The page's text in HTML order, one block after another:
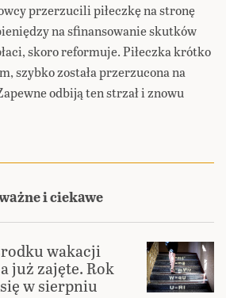
przerzucili piłeczkę na stronę
na sfinansowanie skutków
skoro reformuje. Piłeczka krótko
szybko została przerzucona na
odbiją ten strzał i znowu
i ciekawe
wakacji
już zajęte. Rok
w sierpniu